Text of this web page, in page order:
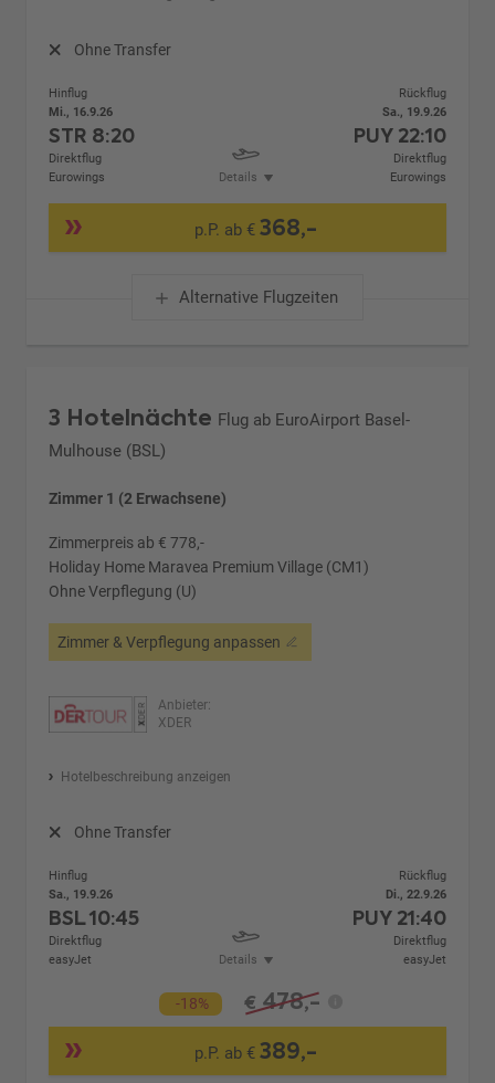
Ohne Transfer
Hinflug
Mi., 16.9.26
STR 8:20
Direktflug
Eurowings
Details
Rückflug
Sa., 19.9.26
PUY 22:10
Direktflug
Eurowings
p.P. ab € 368,-
Alternative Flugzeiten
3 Hotelnächte Flug ab EuroAirport Basel-
Mulhouse (BSL)
Zimmer 1 (2 Erwachsene)
Zimmerpreis ab € 778,-
Holiday Home Maravea Premium Village (CM1)
Ohne Verpflegung (U)
Zimmer & Verpflegung anpassen
Anbieter:
XDER
Hotelbeschreibung anzeigen
Ohne Transfer
Hinflug
Sa., 19.9.26
BSL10:45
Direktflug
easyJet
Details
Rückflug
Di., 22.9.26
PUY 21:40
Direktflug
easyJet
-18% € 478,-
p.P. ab € 389,-